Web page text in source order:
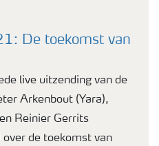
De toekomst van
live uitzending van de
Arkenbout (Yara),
Reinier Gerrits
de toekomst van